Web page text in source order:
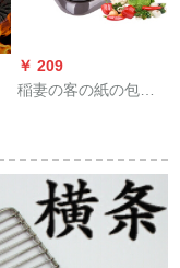
￥ 209
稲妻の客の紙の包み
肉のあぶり皿の家庭
用長方形の紙の上で
魚を焼くストーブの
ニュースの焼き魚の
プレートの39*28 cm